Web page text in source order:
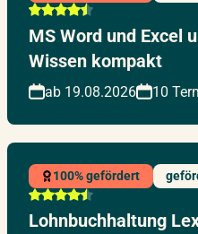
MS Word und Excel
Wissen kompakt
ab 19.08.2026 10
100% gefördert
Lohnbuchhaltung